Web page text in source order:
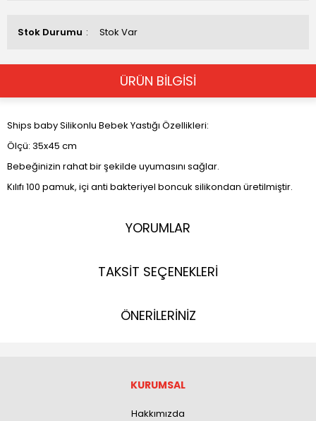
Stok Durumu Stok Var
ÜRÜN BİLGİSİ
Ships baby Silikonlu Bebek Yastığı Özellikleri:
Ölçü: 35x45 cm
Bebeğinizin rahat bir şekilde uyumasını sağlar.
Kılıfı 100 pamuk, içi anti bakteriyel boncuk silikondan üretilmiştir.
YORUMLAR
TAKSİT SEÇENEKLERİ
ÖNERİLERİNİZ
KURUMSAL
Hakkımızda